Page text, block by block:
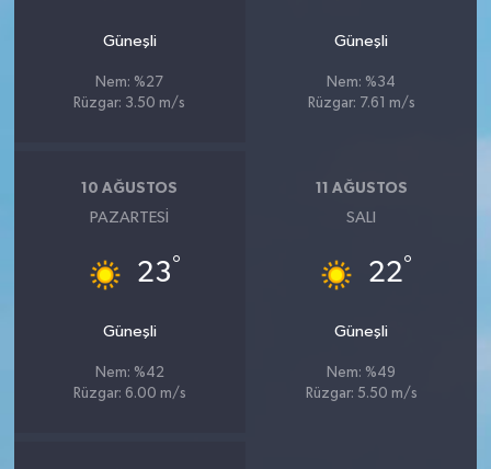
Güneşli
Nem: %27
Rüzgar: 3.50 m/s
Güneşli
Nem: %34
Rüzgar: 7.61 m/s
10 AĞUSTOS
PAZARTESI
23°
Güneşli
Nem: %42
Rüzgar: 6.00 m/s
11 AĞUSTOS
SALI
22°
Güneşli
Nem: %49
Rüzgar: 5.50 m/s